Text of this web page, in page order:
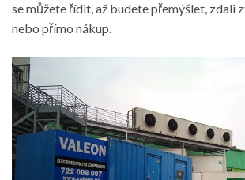
se můžete řídit, až budete přemýšlet, zdali
nebo přímo nákup.